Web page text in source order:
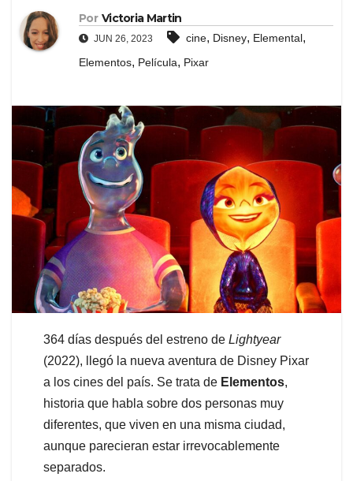
Por Victoria Martin
JUN 26, 2023 cine, Disney, Elemental,
Elementos, Película, Pixar
364 días después del estreno de Lightyear
(2022), llegó la nueva aventura de Disney Pixar
a los cines del país. Se trata de Elementos,
historia que habla sobre dos personas muy
diferentes, que viven en una misma ciudad,
aunque parecieran estar irrevocablemente
separados.